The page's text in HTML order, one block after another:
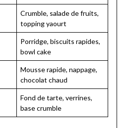
Crumble, salade de fruits,
topping yaourt
Porridge, biscuits rapides,
bowl cake
Mousse rapide, nappage,
chocolat chaud
Fond de tarte, verrines,
base crumble